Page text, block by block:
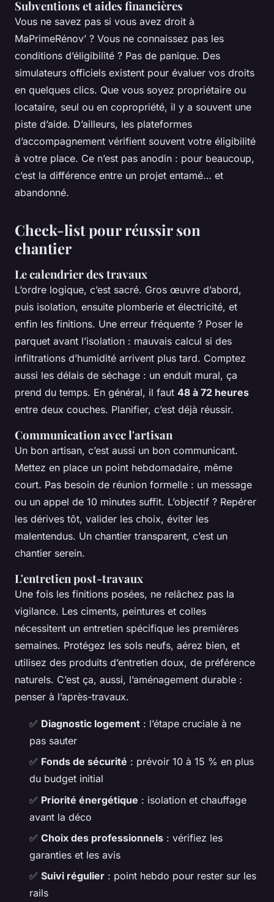
Subventions et aides financières
Vous ne savez pas si vous avez droit à
MaPrimeRénov’ ? Vous ne connaissez pas les
conditions d’éligibilité ? Pas de panique. Des
simulateurs officiels existent pour évaluer vos droits
en quelques clics. Que vous soyez propriétaire ou
locataire, seul ou en copropriété, il y a souvent une
piste d’aide. D’ailleurs, les plateformes
d’accompagnement vérifient souvent votre éligibilité
à votre place. Ce n’est pas anodin : pour beaucoup,
c’est la différence entre un projet entamé… et
abandonné.
Check-list pour réussir son
chantier
Le calendrier des travaux
L’ordre logique, c’est sacré. Gros œuvre d’abord,
puis isolation, ensuite plomberie et électricité, et
enfin les finitions. Une erreur fréquente ? Poser le
parquet avant l’isolation : mauvais calcul si des
infiltrations d’humidité arrivent plus tard. Comptez
aussi les délais de séchage : un enduit mural, ça
prend du temps. En général, il faut 48 à 72 heures
entre deux couches. Planifier, c’est déjà réussir.
Communication avec l'artisan
Un bon artisan, c’est aussi un bon communicant.
Mettez en place un point hebdomadaire, même
court. Pas besoin de réunion formelle : un message
ou un appel de 10 minutes suffit. L’objectif ? Repérer
les dérives tôt, valider les choix, éviter les
malentendus. Un chantier transparent, c’est un
chantier serein.
L'entretien post-travaux
Une fois les finitions posées, ne relâchez pas la
vigilance. Les ciments, peintures et colles
nécessitent un entretien spécifique les premières
semaines. Protégez les sols neufs, aérez bien, et
utilisez des produits d’entretien doux, de préférence
naturels. C’est ça, aussi, l’aménagement durable :
penser à l’après-travaux.
✅ Diagnostic logement : l’étape cruciale à ne
pas sauter
✅ Fonds de sécurité : prévoir 10 à 15 % en plus
du budget initial
✅ Priorité énergétique : isolation et chauffage
avant la déco
✅ Choix des professionnels : vérifiez les
garanties et les avis
✅ Suivi régulier : point hebdo pour rester sur les
rails